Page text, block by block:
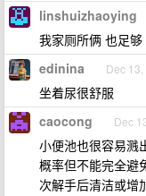
linshuizhaoying
我家厕所俩 也足
edinina Dec
坐着尿很舒服
caocong Dec
小便池也很容易溅
概率但不能完全避
次解手后清洁或增